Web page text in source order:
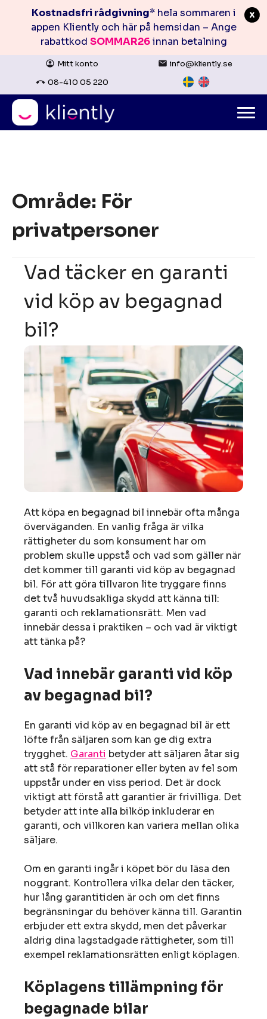
content
Kostnadsfri rådgivning* hela sommaren i
appen Kliently och här på hemsidan – Ange
rabattkod SOMMAR26innan betalning
Mitt konto
info@kliently.se
08-410 05 220
Område: För
privatpersoner
Vad täcker en garanti
vid köp av begagnad
bil?
Att köpa en begagnad bil innebär ofta många
överväganden. En vanlig fråga är vilka
rättigheter du som konsument har om
problem skulle uppstå och vad som gäller när
det kommer till garanti vid köp av begagnad
bil. För att göra tillvaron lite tryggare finns
det två huvudsakliga skydd att känna till:
garanti och reklamationsrätt. Men vad
innebär dessa i praktiken – och vad är viktigt
att tänka på?
Vad innebär garanti vid köp
av begagnad bil?
En garanti vid köp av en begagnad bil är ett
löfte från säljaren som kan ge dig extra
trygghet. Garanti betyder att säljaren åtar sig
att stå för reparationer eller byten av fel som
uppstår under en viss period. Det är dock
viktigt att förstå att garantier är frivilliga. Det
betyder att inte alla bilköp inkluderar en
garanti, och villkoren kan variera mellan olika
säljare.
Om en garanti ingår i köpet bör du läsa den
noggrant. Kontrollera vilka delar den täcker,
hur lång garantitiden är och om det finns
begränsningar du behöver känna till. Garantin
erbjuder ett extra skydd, men det påverkar
aldrig dina lagstadgade rättigheter, som till
exempel reklamationsrätten enligt köplagen.
Köplagens tillämpning för
begagnade bilar